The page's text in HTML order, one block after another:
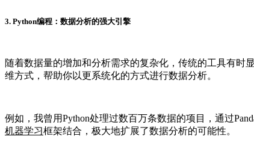
3. Python编程：数据分析的强大引擎
随着数据量的增加和分析需求的复杂化，传统的工具有时
维方式，帮助你以更系统化的方式进行数据分析。
例如，我曾用Python处理过数百万条数据的项目，通过
机器学习框架结合，极大地扩展了数据分析的可能性。